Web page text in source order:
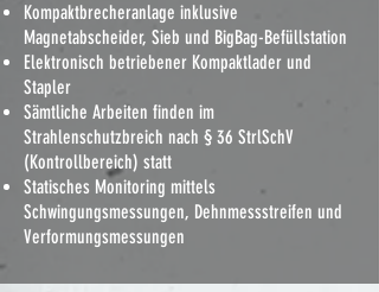
Kompaktbrecheranlage inklusive
Magnetabscheider, Sieb und BigBag-Befüllstation
Elektronisch betriebener Kompaktlader und
Stapler
Sämtliche Arbeiten finden im
Strahlenschutzbreich nach § 36 StrlSchV
(Kontrollbereich) statt
Statisches Monitoring mittels
Schwingungsmessungen, Dehnmessstreifen und
Verformungsmessungen